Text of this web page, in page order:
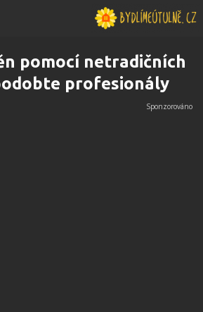
pomocí netradičních
profesionály